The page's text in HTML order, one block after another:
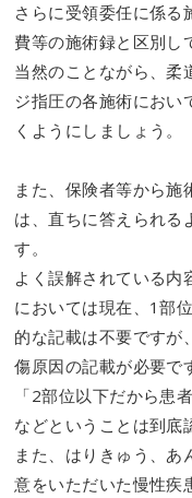
さらに受領委任に係る
費等の施術録と区別し
当然のことながら、柔
ジ指圧の各施術におい
くようにしましょう。
また、保険者等から施
は、直ちに答えられる
す。
よく誤解されている内
においては現在、1部
的な記載は不要ですが
傷原因の記載が必要で
「2部位以下だから患
などということは到底
また、はりきゅう、あ
意をいただいた慢性疾